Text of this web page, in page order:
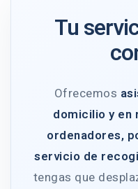
Tu
Ofrecemos
domicilio y en
ordenadores,
servicio de
tengas que